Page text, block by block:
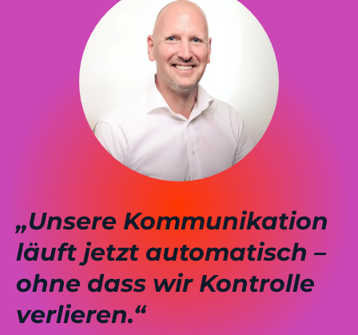
„Unsere Kommunikation
läuft jetzt automatisch –
ohne dass wir Kontrolle
verlieren.“